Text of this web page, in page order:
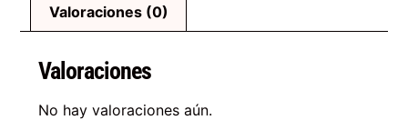
Valoraciones (0)
Valoraciones
No hay valoraciones aún.